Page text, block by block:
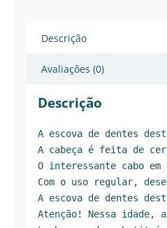
Descrição
Avaliações (0)
Descrição
A escova de dentes
A cabeça é feita de
O interessante cabo
Com o uso regular,
A escova de dentes
Atenção! Nessa idade,